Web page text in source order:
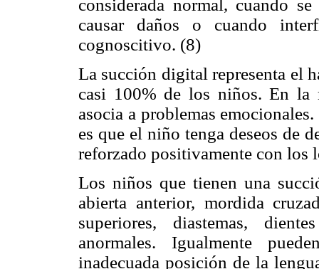
considerada normal, cuando
causar daños o cuando
cognoscitivo. (8)
La succión digital representa el
casi 100% de los niños. En la
asocia a problemas
es que el niño tenga deseos de
reforzado positivamente con los
Los niños que tienen una
abierta anterior, mordida
superiores, diastemas,
anormales. Igualmente
inadecuada posición de la